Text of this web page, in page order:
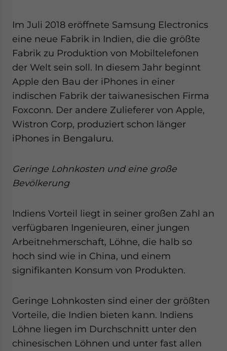
Im Juli 2018 eröffnete Samsung Electronics
eine neue Fabrik in Indien, die die größte
Fabrik zu Produktion von Mobiltelefonen
der Welt sein soll. In diesem Jahr beginnt
Apple den Bau der iPhones in einer
indischen Fabrik der taiwanesischen Firma
Foxconn. Der andere Zulieferer von Apple,
Wistron Corp, produziert schon länger
iPhones in Bengaluru.
Geringe Lohnkosten und eine große
Bevölkerung
Indiens Vorteil liegt in seiner großen Zahl an
verfügbaren Ingenieuren, einer jungen
Arbeitnehmerschaft, Löhne, die halb so
hoch sind wie in China, und einem
signifikanten Konsum von Produkten.
Geringe Lohnkosten sind einer der größten
Vorteile, die Indien bieten kann. Indiens
Löhne liegen im Durchschnitt unter den
chinesischen Löhnen und unter fast allen